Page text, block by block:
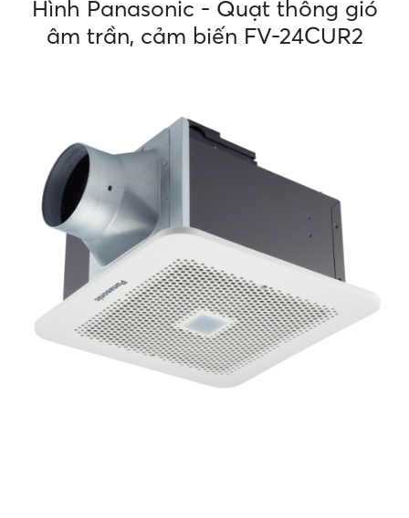
Hình Panasonic - Quạt thông gió
âm trần, cảm biến FV-24CUR2